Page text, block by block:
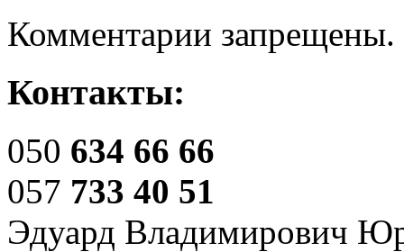
Комментарии запрещены.
Контакты:
050 634 66 66
057 733 40 51
Эдуард Владимирович